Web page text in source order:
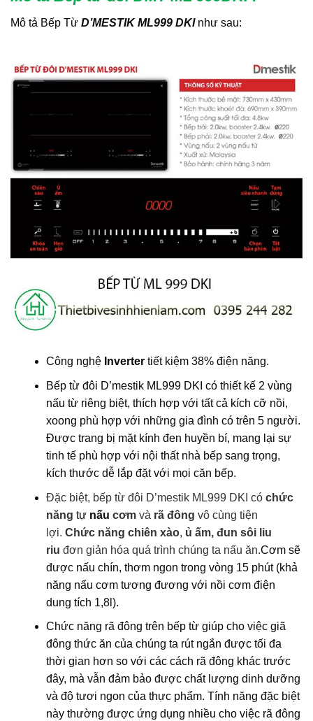
Mô tả Bếp Từ D’MESTIK ML999 DKInhư sau:
Công nghệ Invertertiết kiệm 38% điện năng.
Bếp từ đôi D’mestik ML999 DKI có thiết kế 2 vùng
nấu từ riêng biệt, thích hợp với tất cả kích cỡ nồi,
xoong phù hợp với những gia đình có trên 5 người.
Được trang bị mặt kính đen huyền bí, mang lại sự
tinh tế phù hợp với nội thất nhà bếp sang trọng,
kích thước dễ lắp đặt với mọi căn bếp.
Đặc biệt, bếp từ đôi D’mestik ML999 DKI có chức
năng tự nấu cơmvà rã đông vô cùng tiện
lợi. Chức năng chiên xào, ủ ấm, đun sôi liu
riu đơn giản hóa quá trình chúng ta nấu ăn.Cơm sẽ
được nấu chín, thơm ngon trong vòng 15 phút (khả
năng nấu cơm tương đương với nồi cơm điện
dung tích 1,8l).
Chức năng rã đông trên bếp từ giúp cho việc giã
đông thức ăn của chúng ta rút ngắn được tối đa
thời gian hơn so với các cách rã đông khác trước
đây, mà vẫn đảm bảo được chất lượng dinh dưỡng
và độ tươi ngon của thực phẩm. Tính năng đặc biệt
này thường được ứng dụng nhiều cho việc rã đông